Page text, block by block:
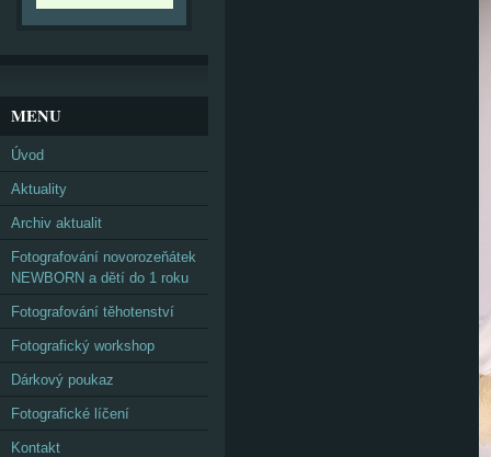
MENU
Úvod
Aktuality
Archiv aktualit
Fotografování novorozeňátek
NEWBORN a dětí do 1 roku
Fotografování těhotenství
Fotografický workshop
Dárkový poukaz
Fotografické líčení
Kontakt